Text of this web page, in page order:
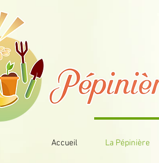
Accueil La Pépinière